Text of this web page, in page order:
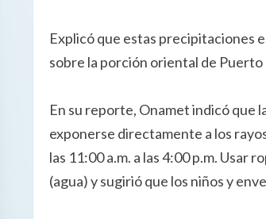
Explicó que estas precipitaciones
sobre la porción oriental de Puerto
En su reporte, Onamet indicó que
exponerse directamente a los
las 11:00 a.m. a las 4:00 p.m.
(agua) y sugirió que los niños y